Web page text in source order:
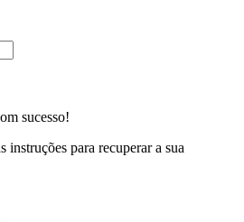
sucesso!
instruções para recuperar a sua